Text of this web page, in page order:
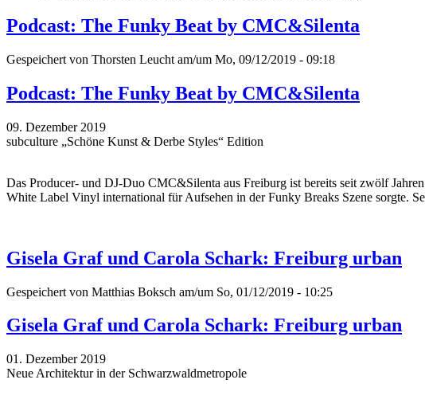
Podcast: The Funky Beat by CMC&Silenta
Gespeichert von Thorsten Leucht am/um Mo, 09/12/2019 - 09:18
Podcast: The Funky Beat by CMC&Silenta
09. Dezember 2019
subculture „Schöne Kunst & Derbe Styles“ Edition
Das Producer- und DJ-Duo CMC&Silenta aus Freiburg ist bereits seit zwölf
White Label Vinyl international für Aufsehen in der Funky Breaks Szene sorgte.
Gisela Graf und Carola Schark: Freiburg urban
Gespeichert von Matthias Boksch am/um So, 01/12/2019 - 10:25
Gisela Graf und Carola Schark: Freiburg urban
01. Dezember 2019
Neue Architektur in der Schwarzwaldmetropole